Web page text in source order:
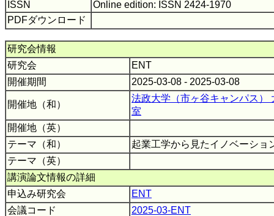
ISSN
Online edition: ISSN 2424-1970
PDFダウンロード
研究会情報
研究会
ENT
開催期間
2025-03-08 - 2025-03-08
開催地（和）
法政大学（市ヶ谷キャンパス）
室
開催地（英）
テーマ（和）
起業工学から見たイノベーショ
テーマ（英）
講演論文情報の詳細
申込み研究会
ENT
会議コード
2025-03-ENT